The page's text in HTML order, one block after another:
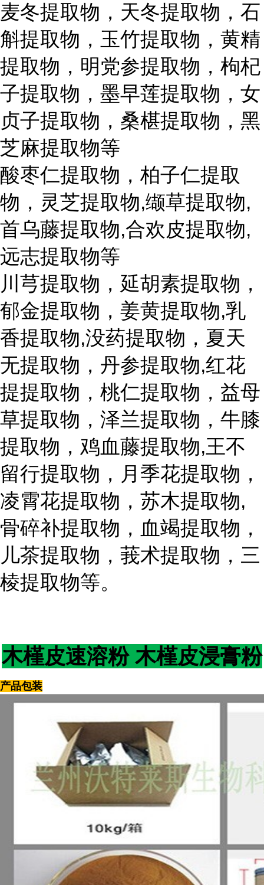
麦冬提取物，天冬提取物，石
斛提取物，玉竹提取物，黄精
提取物，明党参提取物，枸杞
子提取物，墨早莲提取物，女
贞子提取物，桑椹提取物，黑
芝麻提取物等
酸枣仁提取物，柏子仁提取
物，灵芝提取物,缬草提取物,
首乌藤提取物,合欢皮提取物,
远志提取物等
川芎提取物，延胡素提取物，
郁金提取物，姜黄提取物,乳
香提取物,没药提取物，夏天
无提取物，丹参提取物,红花
提提取物，桃仁提取物，益母
草提取物，泽兰提取物，牛膝
提取物，鸡血藤提取物,王不
留行提取物，月季花提取物，
凌霄花提取物，苏木提取物,
骨碎补提取物，血竭提取物，
儿茶提取物，莪术提取物，三
棱提取物等。
木槿皮速溶粉 木槿皮浸膏粉
产品包装